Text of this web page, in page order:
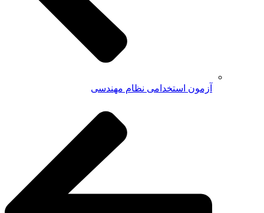
آزمون استخدامی نظام مهندسی